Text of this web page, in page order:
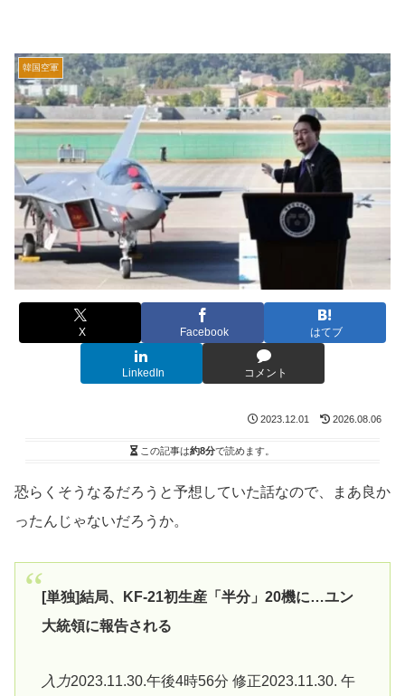
韓国空軍
X Facebook はてブ
LinkedIn コメント
2023.12.01 2026.08.06
この記事は約8分で読めます。
恐らくそうなるだろうと予想していた話なので、まあ良か
ったんじゃないだろうか。
[単独]結局、KF-21初生産「半分」20機に…ユン
大統領に報告される
入力2023.11.30.午後4時56分 修正2023.11.30. 午